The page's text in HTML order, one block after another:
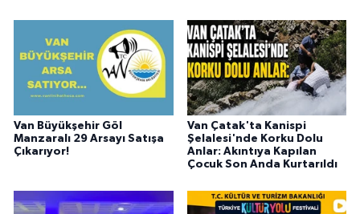
Van Büyükşehir Göl
Manzaralı 29 Arsayı Satışa
Çıkarıyor!
Van Çatak'ta Kanispi
Şelalesi'nde Korku Dolu
Anlar: Akıntıya Kapılan
Çocuk Son Anda Kurtarıldı